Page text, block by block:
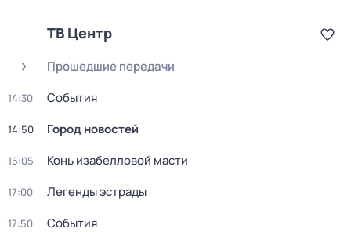
ТВ Центр
Прошедшие передачи
14:30 События
14:50 Город новостей
15:05 Конь изабелловой масти
17:00 Легенды эстрады
17:50
События